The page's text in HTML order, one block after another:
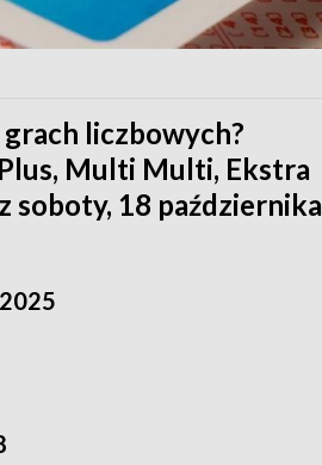
liczbowych?
Multi Multi, Ekstra
soboty, 18 października